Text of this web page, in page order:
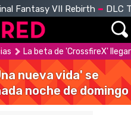
Fantasy VII Rebirth DLC
La beta de 'CrossfireX'
nueva vida' se
noche de domingo